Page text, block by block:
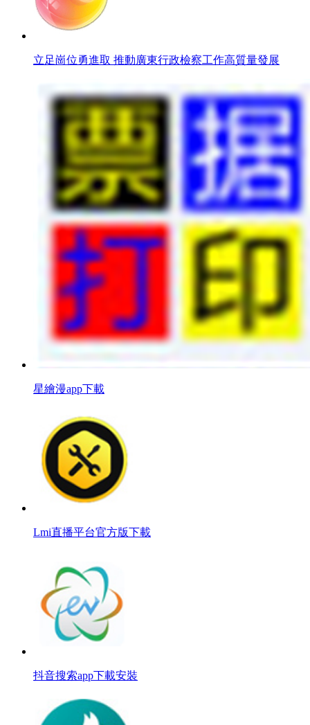
立足崗位勇進取 推動廣東行政檢察工作高質量發展
星繪漫app下載
Lmi直播平台官方版下載
抖音搜索app下載安裝